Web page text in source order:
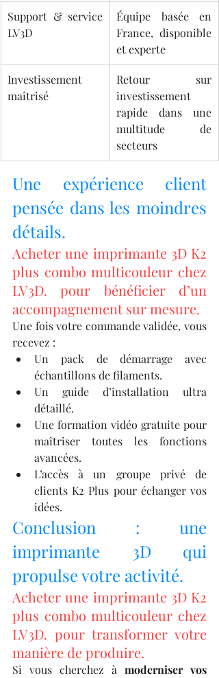
Support & service
LV3D
Équipe basée en
France, disponible
et experte
Investissement
maîtrisé
Retour sur
investissement
rapide dans une
multitude de
secteurs
Une expérience client
pensée dans les moindres
détails.
Acheter une imprimante 3D K2
plus combo multicouleur chez
LV3D. pour bénéficier d’un
accompagnement sur mesure.
Une fois votre commande validée, vous
recevez :
Un pack de démarrage avec
échantillons de filaments.
Un guide d’installation ultra
détaillé.
Une formation vidéo gratuite pour
maîtriser toutes les fonctions
avancées.
L’accès à un groupe privé de
clients K2 Plus pour échanger vos
idées.
Conclusion : une
imprimante 3D qui
propulse votre activité.
Acheter une imprimante 3D K2
plus combo multicouleur chez
LV3D. pour transformer votre
manière de produire.
Si vous cherchez à moderniser vos